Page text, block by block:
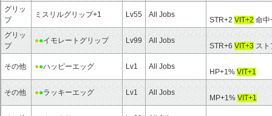
グリッ
プ
ミスリルグリップ+1 Lv55 All Jobs
STR+2 VIT+2 命中
グリッ
プ
●●イモレートグリップ Lv99 All Jobs
STR+6 VIT+3 ス
その他 ●●ハッピーエッグ Lv1 All Jobs
HP+1% VIT+1
その他 ●●ラッキーエッグ Lv1 All Jobs
MP+1% VIT+1